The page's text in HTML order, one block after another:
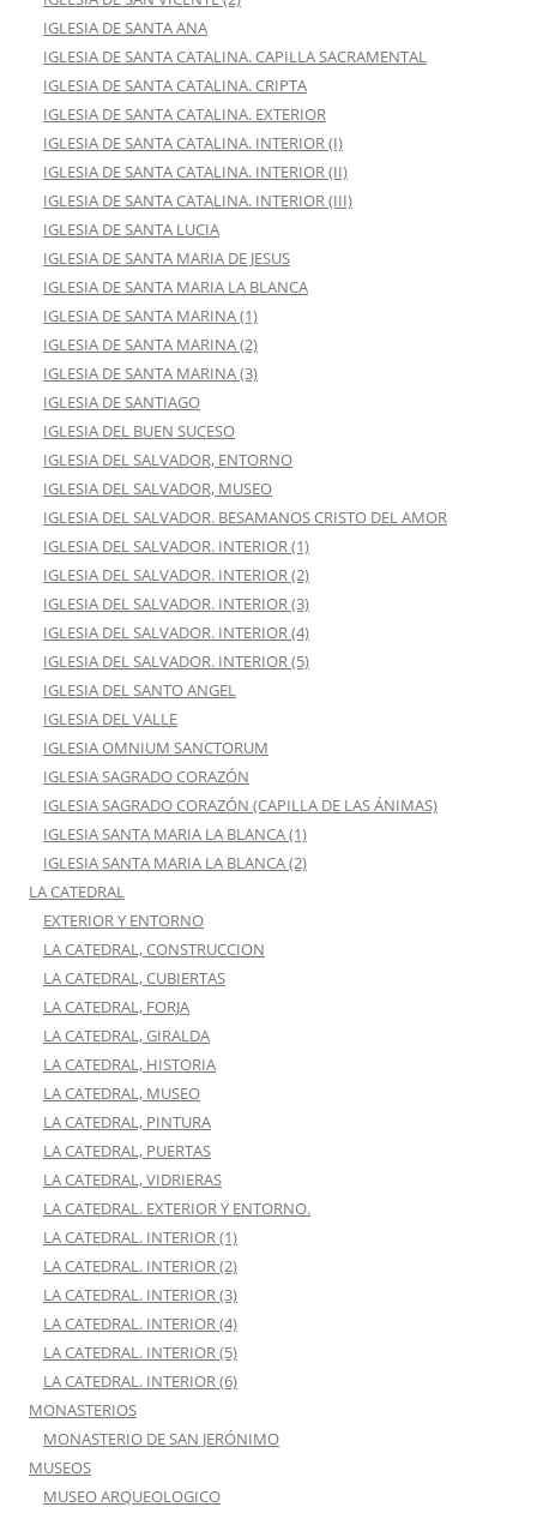
IGLESIA DE SANTA ANA
IGLESIA DE SANTA CATALINA. CAPILLA SACRAMENTAL
IGLESIA DE SANTA CATALINA. CRIPTA
IGLESIA DE SANTA CATALINA. EXTERIOR
IGLESIA DE SANTA CATALINA. INTERIOR (I)
IGLESIA DE SANTA CATALINA. INTERIOR (II)
IGLESIA DE SANTA CATALINA. INTERIOR (III)
IGLESIA DE SANTA LUCIA
IGLESIA DE SANTA MARIA DE JESUS
IGLESIA DE SANTA MARIA LA BLANCA
IGLESIA DE SANTA MARINA (1)
IGLESIA DE SANTA MARINA (2)
IGLESIA DE SANTA MARINA (3)
IGLESIA DE SANTIAGO
IGLESIA DEL BUEN SUCESO
IGLESIA DEL SALVADOR, ENTORNO
IGLESIA DEL SALVADOR, MUSEO
IGLESIA DEL SALVADOR. BESAMANOS CRISTO DEL AMOR
IGLESIA DEL SALVADOR. INTERIOR (1)
IGLESIA DEL SALVADOR. INTERIOR (2)
IGLESIA DEL SALVADOR. INTERIOR (3)
IGLESIA DEL SALVADOR. INTERIOR (4)
IGLESIA DEL SALVADOR. INTERIOR (5)
IGLESIA DEL SANTO ANGEL
IGLESIA DEL VALLE
IGLESIA OMNIUM SANCTORUM
IGLESIA SAGRADO CORAZÓN
IGLESIA SAGRADO CORAZÓN (CAPILLA DE LAS ÁNIMAS)
IGLESIA SANTA MARIA LA BLANCA (1)
IGLESIA SANTA MARIA LA BLANCA (2)
LA CATEDRAL
EXTERIOR Y ENTORNO
LA CATEDRAL, CONSTRUCCION
LA CATEDRAL, CUBIERTAS
LA CATEDRAL, FORJA
LA CATEDRAL, GIRALDA
LA CATEDRAL, HISTORIA
LA CATEDRAL, MUSEO
LA CATEDRAL, PINTURA
LA CATEDRAL, PUERTAS
LA CATEDRAL, VIDRIERAS
LA CATEDRAL. EXTERIOR Y ENTORNO.
LA CATEDRAL. INTERIOR (1)
LA CATEDRAL. INTERIOR (2)
LA CATEDRAL. INTERIOR (3)
LA CATEDRAL. INTERIOR (4)
LA CATEDRAL. INTERIOR (5)
LA CATEDRAL. INTERIOR (6)
MONASTERIOS
MONASTERIO DE SAN JERÓNIMO
MUSEOS
MUSEO ARQUEOLOGICO